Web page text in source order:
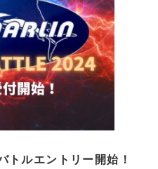
トルエントリー開始！